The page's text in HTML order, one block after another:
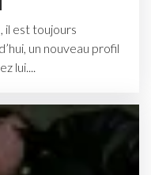
il est toujours
un nouveau profil
lui....